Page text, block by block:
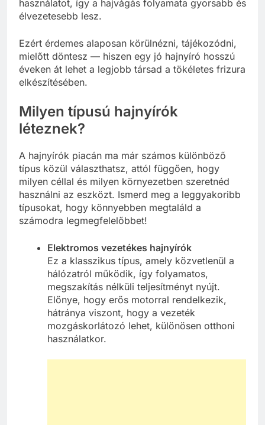
használatot, így a hajvágás folyamata gyorsabb és
élvezetesebb lesz.
Ezért érdemes alaposan körülnézni, tájékozódni,
mielőtt döntesz — hiszen egy jó hajnyíró hosszú
éveken át lehet a legjobb társad a tökéletes frizura
elkészítésében.
Milyen típusú hajnyírók
léteznek?
A hajnyírók piacán ma már számos különböző
típus közül választhatsz, attól függően, hogy
milyen céllal és milyen környezetben szeretnéd
használni az eszközt. Ismerd meg a leggyakoribb
típusokat, hogy könnyebben megtaláld a
számodra legmegfelelőbbet!
Elektromos vezetékes hajnyírók
Ez a klasszikus típus, amely közvetlenül a
hálózatról működik, így folyamatos,
megszakítás nélküli teljesítményt nyújt.
Előnye, hogy erős motorral rendelkezik,
hátránya viszont, hogy a vezeték
mozgáskorlátozó lehet, különösen otthoni
használatkor.